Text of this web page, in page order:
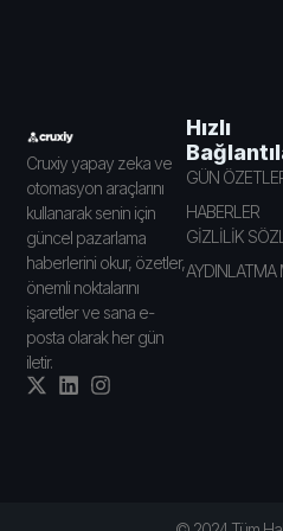
Cruxiy yapay zeka ve
otomasyon araçlarını
kullanarak senin için
güncel pazarlama
haberlerini okur, özetler,
önemli noktalarını
işaretler ve sana e-
posta olarak her gün
iletir.
Hızlı
GÜN
HABERLER
GİZLİLİK
AYDINLATMA